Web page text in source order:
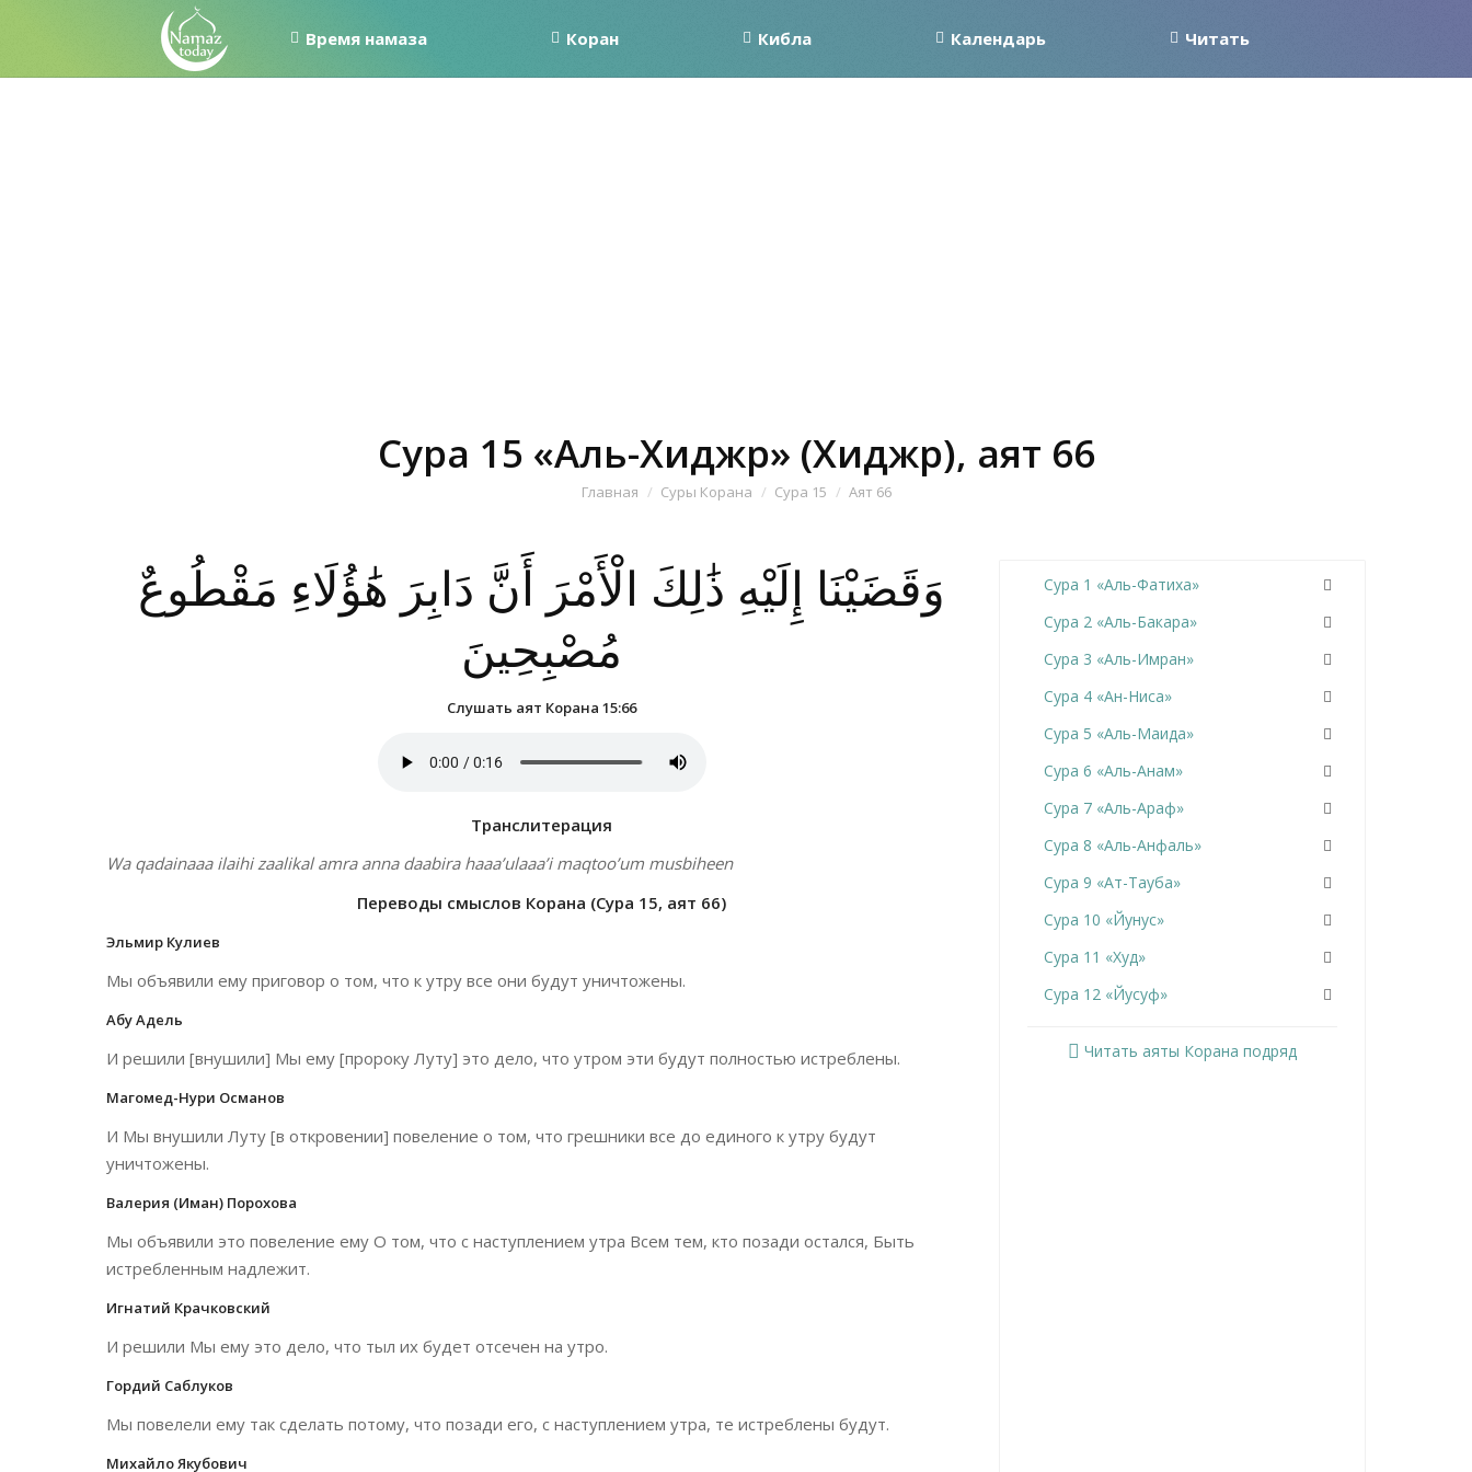
Время намаза Коран Кибла Календарь Читать
Сура 15 «Аль-Хиджр» (Хиджр), аят 66
Вы здесь:
Главная Суры Корана Сура 15 Аят 66
وَقَضَيْنَا إِلَيْهِ ذَٰلِكَ الْأَمْرَ أَنَّ دَابِرَ هَٰؤُلَاءِ مَقْطُوعٌ
مُصْبِحِينَ
Слушать аят Корана 15:66
Транслитерация
Wa qadainaaa ilaihi zaalikal amra anna daabira haaa’ulaaa’i maqtoo’um musbiheen
Переводы смыслов Корана (Сура 15, аят 66)
Эльмир Кулиев
Мы объявили ему приговор о том, что к утру все они будут уничтожены.
Абу Адель
И решили [внушили] Мы ему [пророку Луту] это дело, что утром эти будут полностью истреблены.
Магомед-Нури Османов
И Мы внушили Луту [в откровении] повеление о том, что грешники все до единого к утру будут
уничтожены.
Валерия (Иман) Порохова
Мы объявили это повеление ему О том, что с наступлением утра Всем тем, кто позади остался, Быть
истребленным надлежит.
Игнатий Крачковский
И решили Мы ему это дело, что тыл их будет отсечен на утро.
Гордий Саблуков
Мы повелели ему так сделать потому, что позади его, с наступлением утра, те истреблены будут.
Михайло Якубович
Сура 1 «Аль-Фатиха»
Сура 2 «Аль-Бакара»
Сура 3 «Аль-Имран»
Сура 4 «Ан-Ниса»
Сура 5 «Аль-Маида»
Сура 6 «Аль-Анам»
Сура 7 «Аль-Араф»
Сура 8 «Аль-Анфаль»
Сура 9 «Ат-Тауба»
Сура 10 «Йунус»
Сура 11 «Худ»
Сура 12 «Йусуф»
Читать аяты Корана подряд